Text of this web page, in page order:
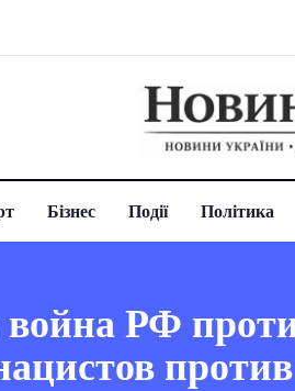
Бізнес Події Політика
война РФ